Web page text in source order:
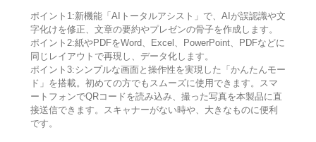
ポイント1:新機能「AIトータルアシスト」で、AIが誤認識や文
字化けを修正、文章の要約やプレゼンの骨子を作成します。
ポイント2:紙やPDFをWord、Excel、PowerPoint、PDFなどに
同じレイアウトで再現し、データ化します。
ポイント3:シンプルな画面と操作性を実現した「かんたんモー
ド」を搭載。初めての方でもスムーズに使用できます。スマ
ートフォンでQRコードを読み込み、撮った写真を本製品に直
接送信できます。スキャナーがない時や、大きなものに便利
です。